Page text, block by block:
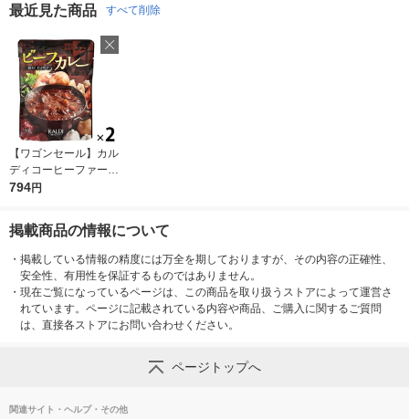
ルト 大塚食品
最近見た商品 すべて削除
お気に入りに
登録しました
【ワゴンセール】カル
ディコーヒーファーム
オリジナルビーフカレ
794円
掲載商品の情報について
・ 掲載している情報の精度には万全を期しておりますが、その内容の正確性、
安全性、有用性を保証するものではありません。
・ 現在ご覧になっているページは、この商品を取り扱うストアによって運営さ
れています。ページに記載されている内容や商品、ご購入に関するご質問
は、直接各ストアにお問い合わせください。
ページトップへ
関連サイト・ヘルプ・その他